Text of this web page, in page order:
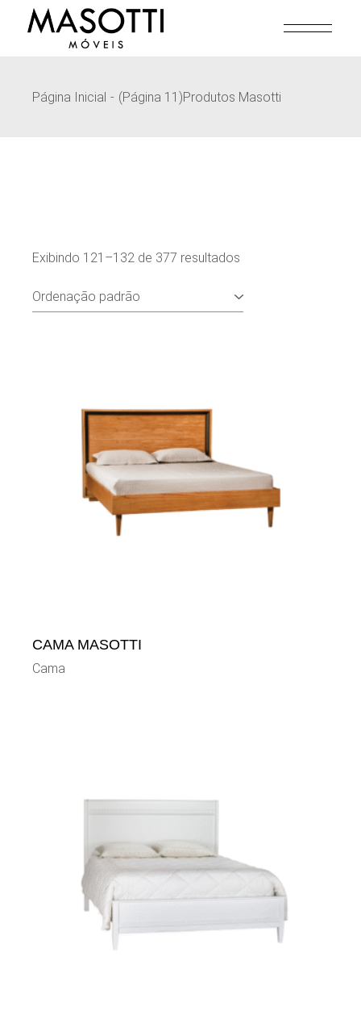
Página Inicial (Página 11)Produtos Masotti
Exibindo 121–132 de 377 resultados
CAMA MASOTTI
Cama